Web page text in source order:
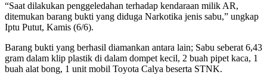
“Saat dilakukan penggeledahan terhadap kendaraan milik AR,
ditemukan barang bukti yang diduga Narkotika jenis sabu,” ungkap
Iptu Putut, Kamis (6/6).
Barang bukti yang berhasil diamankan antara lain; Sabu seberat 6,43
gram dalam klip plastik di dalam dompet kecil, 2 buah pipet kaca, 1
buah alat bong, 1 unit mobil Toyota Calya beserta STNK.